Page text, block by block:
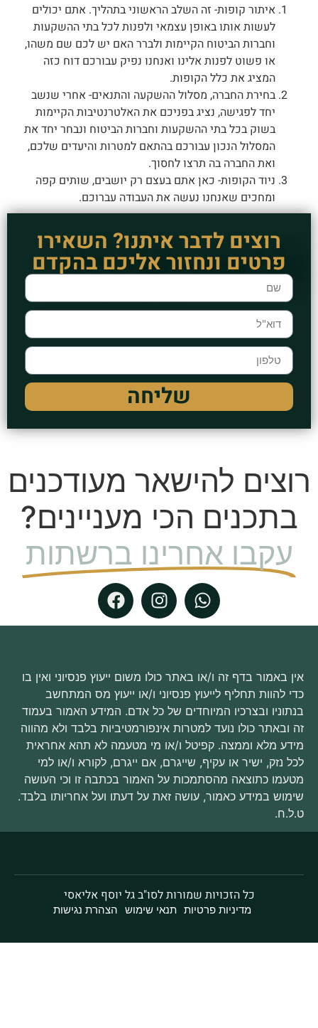
איתור קופות- זה השלב הראשוני בתהליך. אתם יכולים
לעשות אותו באופן עצמאי ולפנות לכל בתי ההשקעות
וחברות הביטוח הקיימות ולברר האם יש לכם שם משהו,
או פשוט לפנות אלינו ואנחנו נפיק עבורכם דוח כזה
המציג את כלל הקופות.
בחירת החברה, מסלול ההשקעה והתנאים- אחרי שנשב
יחד לפגישה, נציג בפניכם את האלטרנטיבות הקיימות
בשוק בכל בתי ההשקעות וחברות הביטוח ונבחר יחד את
המסלול הנכון עבורכם בהתאם למטרות והיעדים שלכם,
ואת החברה בה תרצו לחסוך.
ניוד הקופות- כאן אתם בעצם רק יושבים, שותים קפה
ומחכים שאנחנו נעשה את העבודה עברוכם.
רוצים לדבר איתנו? השאירו
פרטים ונחזור אליכם בהקדם
שליחה
להישאר מעודכנים
הכי מעניינים?
עקבו אחרינו ברשתות
באמור בדף זה ו/או באתר כולו משום ייעוץ פנסיוני ואין בו
להוות תחליף לייעוץ פנסיוני ו/או ייעוץ מס המתחשב
ובצרכיו המיוחדים של כל אדם. המידע האמור בעמוד
ובאתר כולו נועד למטרות אינפורמטיביות בלבד ולא מהווה
מלא וממצה. קפיטל ו/או מי מטעמה לא תהא אחראית
נזק, ישיר או עקיף, שייגרם, אם ייגרם, לקורא ו/או למי
כתוצאה מהסתמכות על האמור בכתבה זו וכי העושה
במידע כאמור, עושה זאת על דעתו ועל אחריותו בלבד.
מדיניות פרטיות תנאי שימוש הצהרת נגישות
כל הזכויות שמורות לסו"ב גל יוסף אליאסי